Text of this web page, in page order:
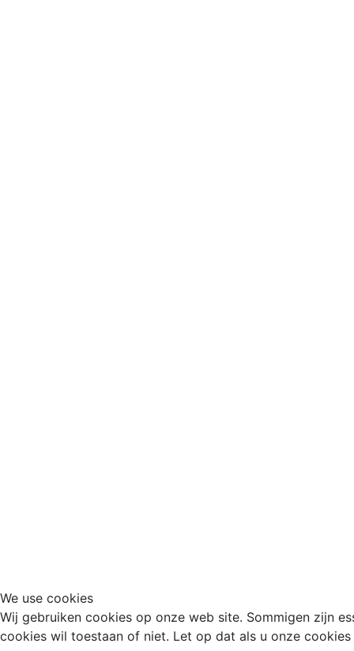
We use cookies
Wij gebruiken cookies op onze web site. Sommigen zijn
cookies wil toestaan of niet. Let op dat als u onze